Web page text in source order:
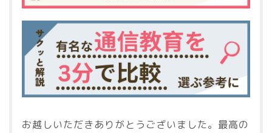
お越しいただきありがとうございました。最高の